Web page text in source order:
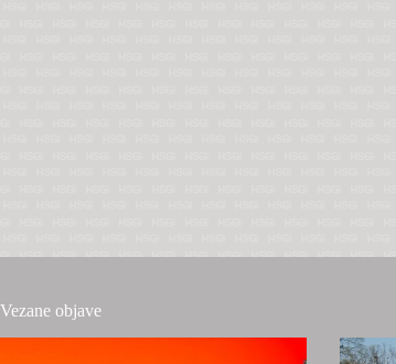
Vezane objave